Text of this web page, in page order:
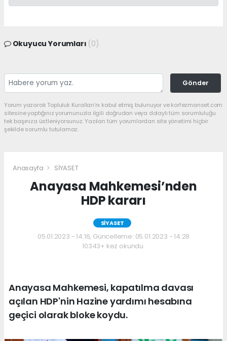
Okuyucu Yorumları (0)
Gönder
Yorum yazarak Topluluk Kuralları’nı kabul etmiş bulunuyor ve korfezmanset.com
sitesine yaptığınız yorumunuzla ilgili doğrudan veya dolaylı tüm sorumluluğu
tek başınıza üstleniyorsunuz. Yazılan tüm yorumlardan site yönetimi hiçbir
şekilde sorumlu tutulamaz.
Anasayfa SİYASET
Anayasa Mahkemesi’nden
HDP kararı
SİYASET
05.01.2023 - 14:16, Güncelleme: 05.01.2023 - 14:28
10343+ kez okundu.
Anayasa Mahkemesi, kapatılma davası
açılan HDP'nin Hazine yardımı hesabına
geçici olarak bloke koydu.